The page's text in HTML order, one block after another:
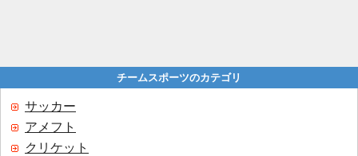
チームスポーツのカテゴリ
サッカー
アメフト
クリケット